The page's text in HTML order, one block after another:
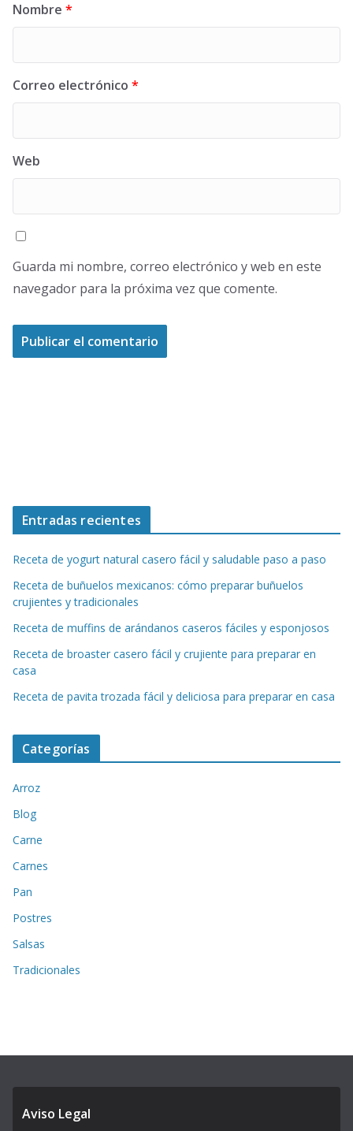
Nombre *
Correo electrónico *
Web
Guarda mi nombre, correo electrónico y web en este
navegador para la próxima vez que comente.
Entradas recientes
Receta de yogurt natural casero fácil y saludable paso a paso
Receta de buñuelos mexicanos: cómo preparar buñuelos
crujientes y tradicionales
Receta de muffins de arándanos caseros fáciles y esponjosos
Receta de broaster casero fácil y crujiente para preparar en
casa
Receta de pavita trozada fácil y deliciosa para preparar en casa
Categorías
Arroz
Blog
Carne
Carnes
Pan
Postres
Salsas
Tradicionales
Aviso Legal